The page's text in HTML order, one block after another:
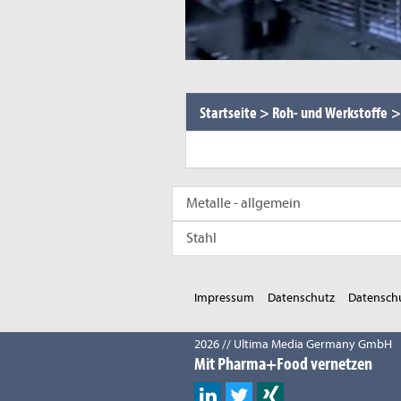
Startseite > Roh- und Werkstoffe >
Metalle - allgemein
Stahl
Impressum Datenschutz
2026 // Ultima Media Germany GmbH
Mit Pharma+Food vernetzen